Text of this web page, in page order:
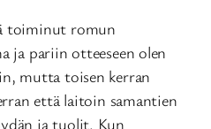
toiminut romun
ja pariin otteeseen olen
mutta toisen kerran
että laitoin samantien
ja tuolit. Kun